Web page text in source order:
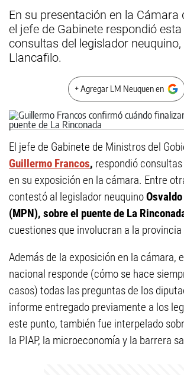
En su presentación en la Cámara
el jefe de Gabinete respondió
consultas del legislador
Llancafilo.
+ Agregar LM Neuquen en
El jefe de Gabinete de Ministros del
Guillermo Francos, respondió
en su exposición en la cámara. Entre
contestó al legislador neuquino
(MPN), sobre el puente de La
cuestiones que involucran a la provincia
Además de la exposición en la cámara,
nacional responde (cómo se hace
casos) todas las preguntas de los
informe entregado previamente a los
este punto, también fue interpelado
la PIAP, la microeconomía y la barrera